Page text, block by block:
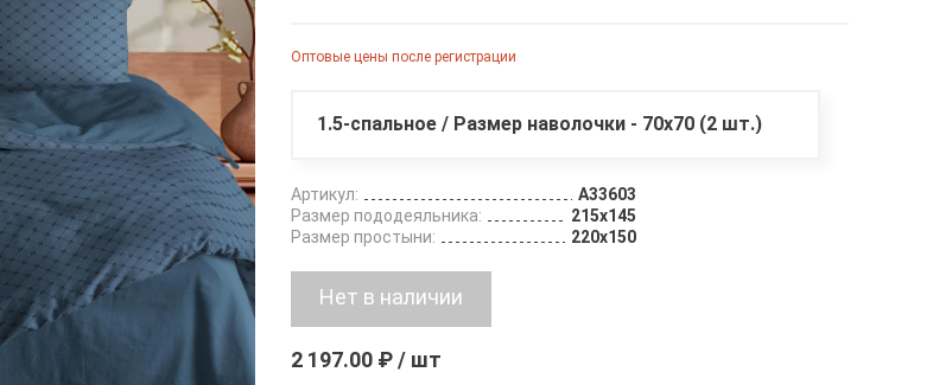
Оптовые цены после регистрации
1.5-спальное / Размер наволочки - 70х70 (2 шт.)
Артикул:
A33603
Размер пододеяльника:
215х145
Размер простыни:
220х150
Нет в наличии
2 197.00 ₽ / шт